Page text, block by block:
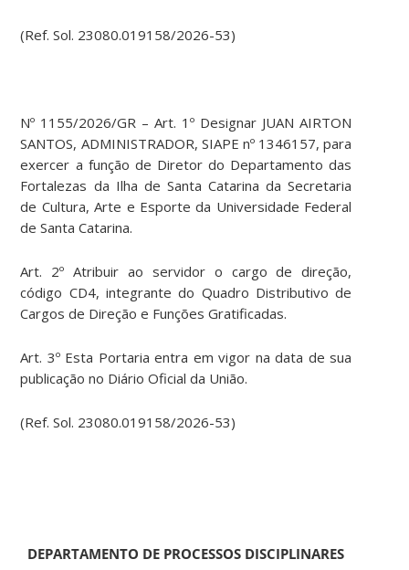
(Ref. Sol. 23080.019158/2026-53)
Nº 1155/2026/GR – Art. 1º Designar JUAN AIRTON
SANTOS, ADMINISTRADOR, SIAPE nº 1346157, para
exercer a função de Diretor do Departamento das
Fortalezas da Ilha de Santa Catarina da Secretaria
de Cultura, Arte e Esporte da Universidade Federal
de Santa Catarina.
Art. 2º Atribuir ao servidor o cargo de direção,
código CD4, integrante do Quadro Distributivo de
Cargos de Direção e Funções Gratificadas.
Art. 3º Esta Portaria entra em vigor na data de sua
publicação no Diário Oficial da União.
(Ref. Sol. 23080.019158/2026-53)
DEPARTAMENTO DE PROCESSOS DISCIPLINARES